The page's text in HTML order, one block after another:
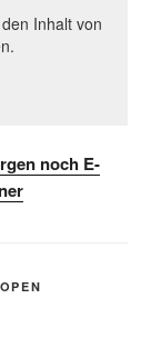
Inhalt von
noch E-
OPEN